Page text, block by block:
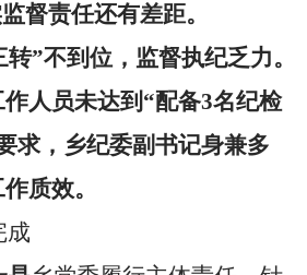
督责任还有差距。
转”不到位，监督执纪乏力。
人员未达到“配备3名纪检
求，乡纪委副书记身兼多
质效。
成